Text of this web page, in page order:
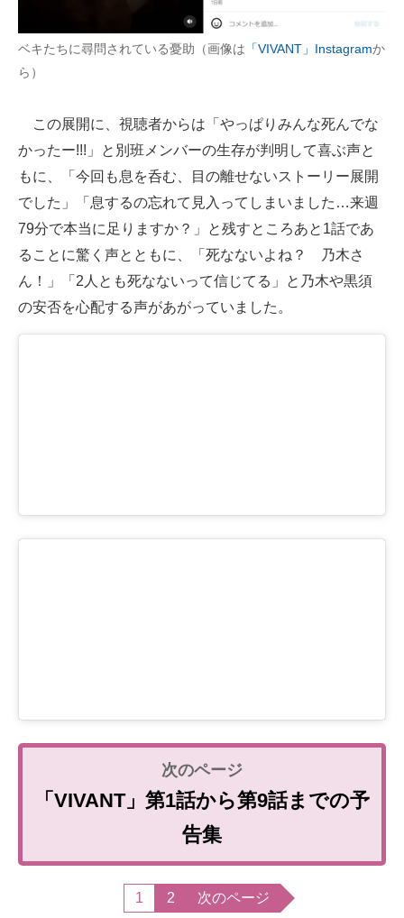
ベキたちに尋問されている憂助（画像は 「VIVANT」Instagramか
ら）
この展開に、視聴者からは「やっぱりみんな死んでな
かったー!!!」と別班メンバーの生存が判明して喜ぶ声と
もに、「今回も息を呑む、目の離せないストーリー展開
でした」「息するの忘れて見入ってしまいました…来週
79分で本当に足りますか？」と残すところあと1話であ
ることに驚く声とともに、「死なないよね？ 乃木さ
ん！」「2人とも死なないって信じてる」と乃木や黒須
の安否を心配する声があがっていました。
「VIVANT」第1話から第9話までの予
告集
1 2 次のページ